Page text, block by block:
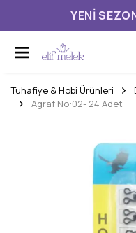
YENI
Tuhafiye & Hobi Ürünleri
Agraf No:02- 24 Adet